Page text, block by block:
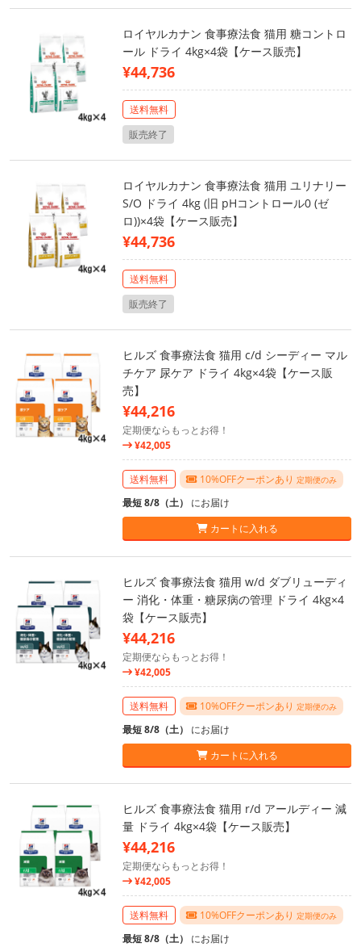
ロイヤルカナン 食事療法食 猫用 糖コントロ
ール ドライ 4kg×4袋【ケース販売】
¥44,736
送料無料
販売終了
ロイヤルカナン 食事療法食 猫用 ユリナリー
S/O ドライ 4kg (旧 pHコントロール0 (ゼ
ロ))×4袋【ケース販売】
¥44,736
送料無料
販売終了
ヒルズ 食事療法食 猫用 c/d シーディー マル
チケア 尿ケア ドライ 4kg×4袋【ケース販
売】
¥44,216
定期便ならもっとお得！
¥42,005
送料無料 10%OFFクーポンあり 定期便のみ
最短 8/8（土） にお届け
カートに入れる
ヒルズ 食事療法食 猫用 w/d ダブリューディ
ー 消化・体重・糖尿病の管理 ドライ 4kg×4
袋【ケース販売】
¥44,216
定期便ならもっとお得！
¥42,005
送料無料 10%OFFクーポンあり 定期便のみ
最短 8/8（土） にお届け
カートに入れる
ヒルズ 食事療法食 猫用 r/d アールディー 減
量 ドライ 4kg×4袋【ケース販売】
¥44,216
定期便ならもっとお得！
¥42,005
送料無料 10%OFFクーポンあり 定期便のみ
最短 8/8（土） にお届け